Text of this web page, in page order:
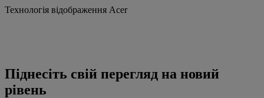
Технологія відображення Acer
Піднесіть свій перегляд на новий
рівень